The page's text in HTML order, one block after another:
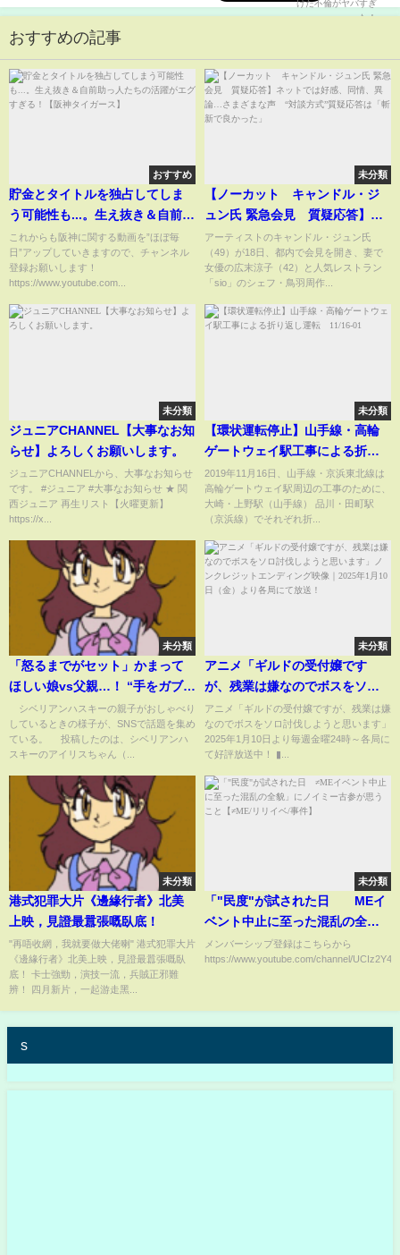
おすすめの記事
おすすめ
貯金とタイトルを独占してしま
う可能性も...。生え抜き＆自前助
っ人たちの活躍がエグすぎる！
【阪神タイガース】
これからも阪神に関する動画を”ほぼ毎
日”アップしていきますので、チャンネル
登録お願いします！
https://www.youtube.com...
未分類
【ノーカット キャンドル・ジ
ュン氏 緊急会見 質疑応答】ネ
ットでは好感、同情、異論…さ
まざまな声 “対談方式”質疑応
答は「斬新で良かった」
アーティストのキャンドル・ジュン氏
（49）が18日、都内で会見を開き、妻で
女優の広末涼子（42）と人気レストラン
「sio」のシェフ・鳥羽周作...
未分類
ジュニアCHANNEL【大事なお知
らせ】よろしくお願いします。
ジュニアCHANNELから、大事なお知らせ
です。 #ジュニア #大事なお知らせ ★ 関
西ジュニア 再生リスト【火曜更新】
https://x...
未分類
【環状運転停止】山手線・高輪
ゲートウェイ駅工事による折り
返し運転 11/16-01
2019年11月16日、山手線・京浜東北線は
高輪ゲートウェイ駅周辺の工事のために、
大崎・上野駅（山手線） 品川・田町駅
（京浜線）でそれぞれ折...
未分類
「怒るまでがセット」かまって
ほしい娘vs父親…！ “手をガブ
リ”とされても文句を言い返すシ
ベリアンハスキーの親子喧嘩が
話題(ABEMA TIMES)
シベリアンハスキーの親子がおしゃべり
しているときの様子が、SNSで話題を集め
ている。 投稿したのは、シベリアンハ
スキーのアイリスちゃん（...
未分類
アニメ「ギルドの受付嬢です
が、残業は嫌なのでボスをソロ
討伐しようと思います」ノンク
レジットエンディング映像｜
2025年1月10日（金）より各局
アニメ「ギルドの受付嬢ですが、残業は嫌
なのでボスをソロ討伐しようと思います」
2025年1月10日より毎週金曜24時～各局に
て好評放送中！ ▮...
未分類
港式犯罪大片《邊緣行者》北美
上映，見證最囂張嘅臥底！
"再唔收網，我就要做大佬喇" 港式犯罪大片
《邊緣行者》北美上映，見證最囂張嘅臥
底！ 卡士強勁，演技一流，兵賊正邪難
辨！ 四月新片，一起游走黑...
未分類
「"民度"が試された日 ≠MEイ
ベント中止に至った混乱の全
貌」にノイミー古参が思うこと
【≠ME/リリイベ/事件】
メンバーシップ登録はこちらから
https://www.youtube.com/channel/
s